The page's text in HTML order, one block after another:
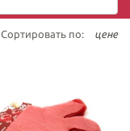
Сортировать по: цене